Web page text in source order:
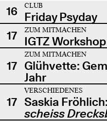
16
CLUB
Friday Psyday
17
ZUM MITMACHEN
IGTZ Workshop
17
ZUM MITMACHEN
Glühvette:
Jahr
17
VERSCHIEDENES
Saskia Fröhlich:
scheiss